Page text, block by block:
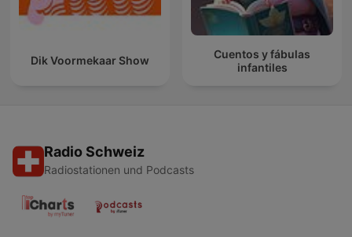
Dik Voormekaar Show
Cuentos y fábulas
infantiles
Radio Schweiz
Radiostationen und Podcasts